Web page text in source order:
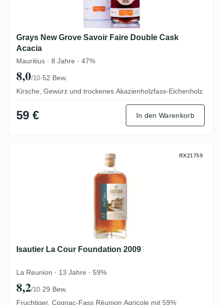
Grays New Grove Savoir Faire Double Cask
Acacia
Mauritius · 8 Jahre · 47%
8,0/10·52 Bew.
Kirsche, Gewürz und trockenes Akazienholzfass-Eichenholz
59 € In den Warenkorb
Isautier La Cour Foundation 2009 RX21759
Isautier La Cour Foundation 2009
La Reunion · 13 Jahre · 59%
8,2/10·29 Bew.
Fruchtiger, Cognac-Fass Réunion Agricole mit 59%